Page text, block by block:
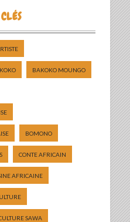
BAKOKO MOUNGO
BOMONO
CONTE AFRICAIN
AFRICAINE
SAWA